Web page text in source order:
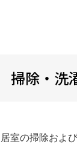
掃除・洗
居室の掃除およ